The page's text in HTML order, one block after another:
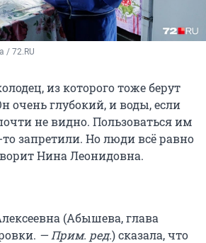
/ 72.RU
из которого тоже берут
очень глубокий, и воды, если
не видно. Пользоваться им
запретили. Но люди всё равно
Нина Леонидовна.
(Абышева, глава
— Прим. ред.) сказала, что